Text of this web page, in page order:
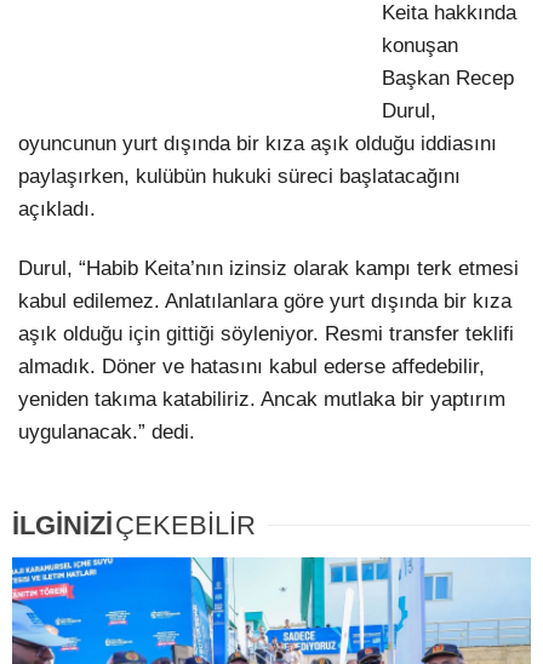
Keita hakkında
konuşan
Başkan Recep
Durul,
oyuncunun yurt dışında bir kıza aşık olduğu iddiasını
paylaşırken, kulübün hukuki süreci başlatacağını
açıkladı.
Durul, “Habib Keita’nın izinsiz olarak kampı terk etmesi
kabul edilemez. Anlatılanlara göre yurt dışında bir kıza
aşık olduğu için gittiği söyleniyor. Resmi transfer teklifi
almadık. Döner ve hatasını kabul ederse affedebilir,
yeniden takıma katabiliriz. Ancak mutlaka bir yaptırım
uygulanacak.” dedi.
İLGİNİZİÇEKEBİLİR